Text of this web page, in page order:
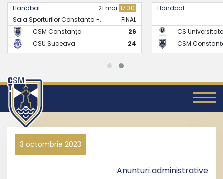
Handbal 21 mai 17:30
Sala Sporturilor Constanta -..
FINAL
CSM Constanța
26
CSU Suceava
24
Handbal
CS
CSM
3 octombrie 2023
Anunturi administrative